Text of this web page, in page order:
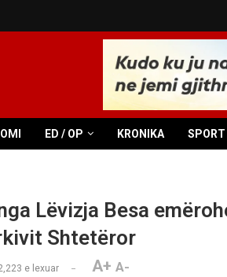
ED / OP KRONIKA SPORT
Lëvizja Besa
Shtetëror
e lexuar A+ A-